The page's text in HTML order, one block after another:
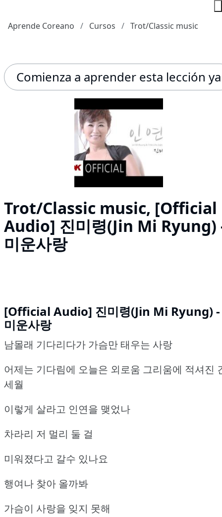
Aprende Coreano Cursos Trot/Classic music
Comienza a aprender esta lección ya
Trot/Classic music, [Official
Audio] 진미령(Jin Mi Ryung)
미운사랑
[Official Audio] 진미령(Jin Mi Ryung) -
미운사랑
남몰래 기다리다가 가슴만 태우는 사랑
어제는 기다림에 오늘은 외로움 그리움에 적셔진
세월
이렇게 살라고 인연을 맺었나
차라리 저 멀리 둘 걸
미워졌다고 갈수 있나요
행여나 찾아 올까봐
가슴이 사랑을 잊지 못해